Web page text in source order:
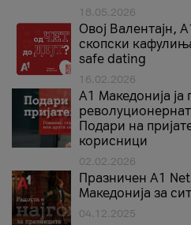
18.05.2026
Овој Валентајн,
скопски
safe dating
16.02.2026
А1 Македонија ја
Подари на
корисници
02.02.2026
Празничен A1
Македонија за
04.12.2025